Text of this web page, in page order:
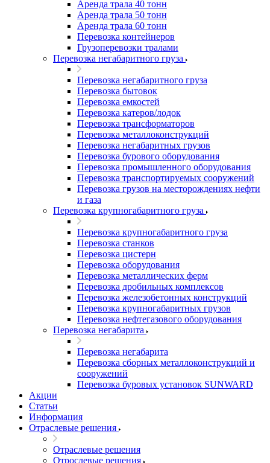
Аренда трала 40 тонн
Аренда трала 50 тонн
Аренда трала 60 тонн
Перевозка контейнеров
Грузоперевозки тралами
Перевозка негабаритного груза
Перевозка негабаритного груза
Перевозка бытовок
Перевозка емкостей
Перевозка катеров/лодок
Перевозка трансформаторов
Перевозка металлоконструкций
Перевозка негабаритных грузов
Перевозка бурового оборудования
Перевозка промышленного оборудования
Перевозка транспортируемых сооружений
Перевозка грузов на месторождениях нефти
и газа
Перевозка крупногабаритного груза
Перевозка крупногабаритного груза
Перевозка станков
Перевозка цистерн
Перевозка оборудования
Перевозка металлических ферм
Перевозка дробильных комплексов
Перевозка железобетонных конструкций
Перевозка крупногабаритных грузов
Перевозка нефтегазового оборудования
Перевозка негабарита
Перевозка негабарита
Перевозка сборных металлоконструкций и
сооружений
Перевозка буровых установок SUNWARD
Акции
Статьи
Информация
Отраслевые решения
Отраслевые решения
Отрослевые решения